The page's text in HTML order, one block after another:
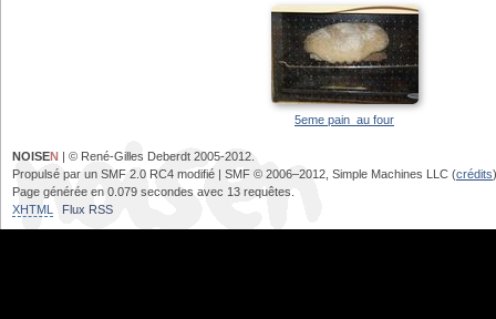
5eme pain au four
NOISEN | © René-Gilles Deberdt 2005-2012.
Propulsé par un SMF 2.0 RC4 modifié | SMF © 2006–2012, Simple Machines LLC (crédits)
Page générée en 0.079 secondes avec 13 requêtes.
XHTML
Flux RSS